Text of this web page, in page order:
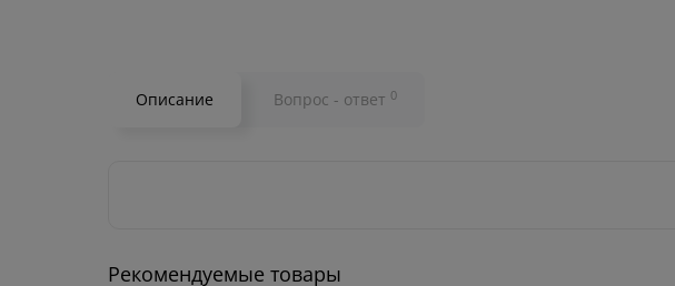
Описание Вопрос - ответ 0
Рекомендуемые товары